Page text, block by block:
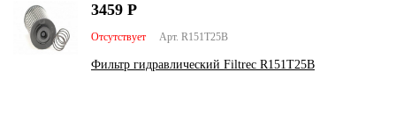
Арт. R151T25B
Отсутствует
Фильтр гидравлический Filtrec R151T25B
3459 Р